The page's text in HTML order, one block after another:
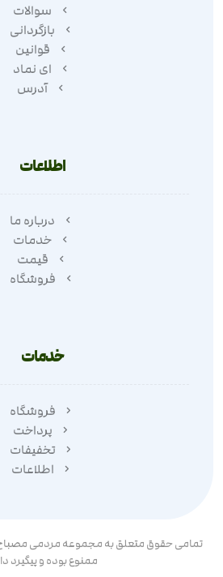
سوالات
بازگردانی
قوانین
ای نماد
آدرس
اطلاعات
درباره ما
خدمات
قیمت
فروشگاه
خدمات
فروشگاه
پرداخت
تخفیفات
اطلاعات
تمامی حقوق متعلق به مجموعه مردمی مصباح
ممنوع بوده و پیگیرد